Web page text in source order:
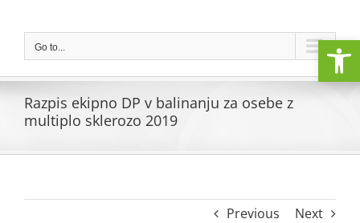
contentGo to...
Razpis ekipno DP v balinanju za osebe z
multiplo sklerozo 2019
Previous Next